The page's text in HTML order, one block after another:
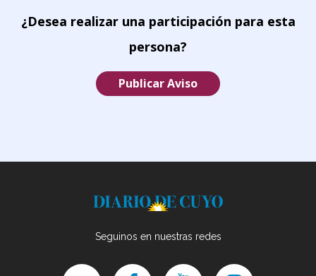
¿Desea realizar una participación para esta
persona?
Publicar Aviso
Seguinos en nuestras redes